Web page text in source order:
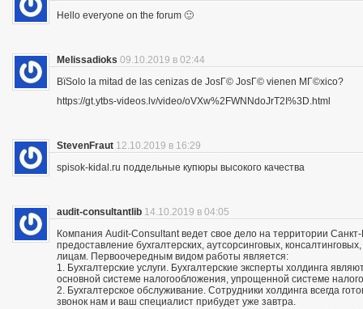
Hello everyone on the forum 🙂
Melissadioks 09.10.2019 в 02:44
ВїSolo la mitad de las cenizas de JosГ© JosГ© vienen MГ©xico?
https://gt.ytbs-videos.lv/video/oVXw%2FWNNdoJrT2I%3D.html
StevenFraut 12.10.2019 в 16:29
spisok-kidal.ru поддельные купюры высокого качества
audit-consultantlib 14.10.2019 в 04:05
Компания Audit-Consultant ведет свое дело на территории
предоставление бухгалтерских, аутсорсинговых,
лицам. Первоочередным видом работы является:
1. Бухгалтерские услуги. Бухгалтерские эксперты холдинга
основной системе налогообложения, упрощенной системе
2. Бухгалтерское обслуживание. Сотрудники холдинга всегда
звонок нам и ваш специалист прибудет уже завтра.